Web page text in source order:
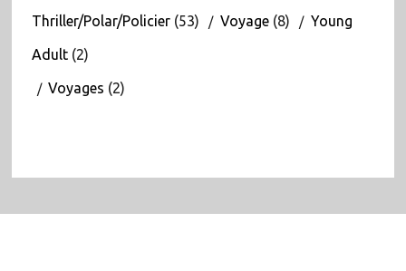
Thriller/Polar/Policier(53) Voyage(8) Young
Adult(2)
Voyages (2)